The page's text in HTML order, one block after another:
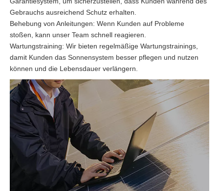
Gebrauchs ausreichend Schutz erhalten.
Behebung von Anleitungen: Wenn Kunden auf Probleme
stoßen, kann unser Team schnell reagieren.
Wartungstraining: Wir bieten regelmäßige Wartungstrainings,
damit Kunden das Sonnensystem besser pflegen und nutzen
können und die Lebensdauer verlängern.